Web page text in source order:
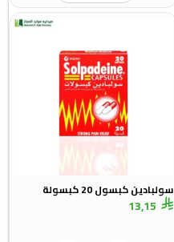
سولبادين كبسول 20 كبسولة
13,15